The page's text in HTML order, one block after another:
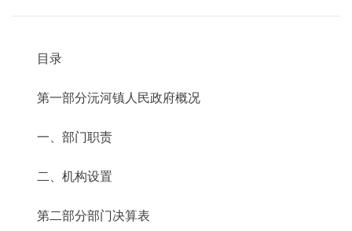
目录
第一部分沅河镇人民政府概况
一、部门职责
二、机构设置
第二部分部门决算表